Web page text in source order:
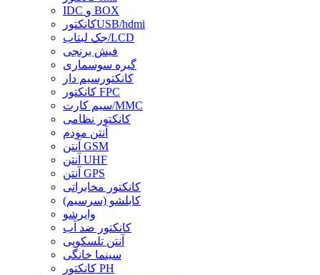
IDC و BOX
کانکتورUSB/hdmi
جک لبتاب/LCD
فیش برنجی
گیره سوسماری
کانکتورسیم دار
کانکتور FPC
سیم کارت/MMC
کانکتور نظامی
آنتن مودم
آنتن GSM
آنتن UHF
آنتن GPS
کانکتور مخابراتی
کابلشو (سرسیم)
وایرشو
کانکتور ضد آب
آنتن تلسکوپی
سینما خانگی
کانکتور PH